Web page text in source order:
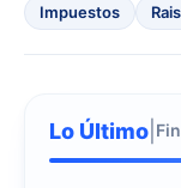
Impuestos
Lo Último